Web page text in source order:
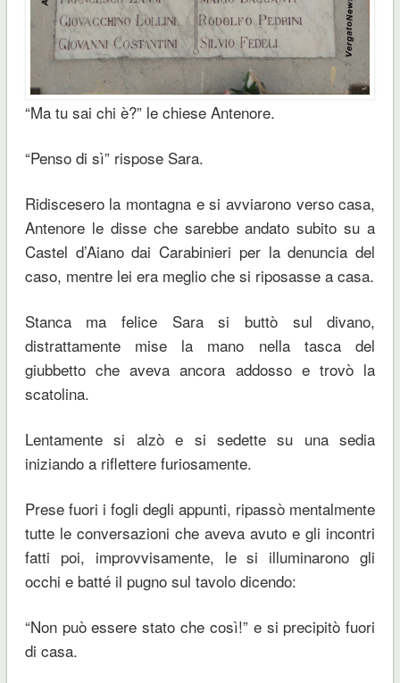
“Ma tu sai chi è?” le chiese Antenore.
“Penso di sì” rispose Sara.
Ridiscesero la montagna e si avviarono verso casa,
Antenore le disse che sarebbe andato subito su a
Castel d’Aiano dai Carabinieri per la denuncia del
caso, mentre lei era meglio che si riposasse a casa.
Stanca ma felice Sara si buttò sul divano,
distrattamente mise la mano nella tasca del
giubbetto che aveva ancora addosso e trovò la
scatolina.
Lentamente si alzò e si sedette su una sedia
iniziando a riflettere furiosamente.
Prese fuori i fogli degli appunti, ripassò mentalmente
tutte le conversazioni che aveva avuto e gli incontri
fatti poi, improvvisamente, le si illuminarono gli
occhi e batté il pugno sul tavolo dicendo:
“Non può essere stato che così!” e si precipitò fuori
di casa.